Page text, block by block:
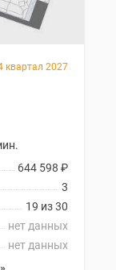
квартал 2027
644 598 ₽
3
19 из 30
нет данных
нет данных